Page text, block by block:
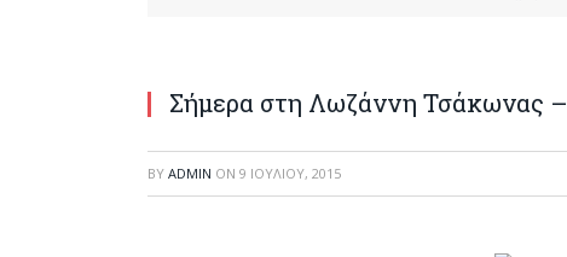
Σήμερα στη Λωζάννη Τσάκωνας –
BY ADMIN ON 9 ΙΟΥΛΊΟΥ, 2015